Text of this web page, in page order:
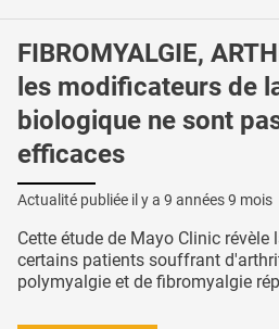
FIBROMYALGIE,
les modificateurs de
biologique ne sont
efficaces
Actualité publiée il y a 9 années 9 mois
Cette étude de Mayo Clinic
certains patients souffrant
polymyalgie et de fibromyalgie